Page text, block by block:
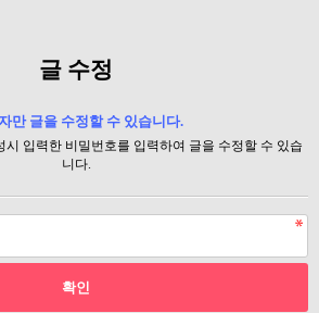
글 수정
만 글을 수정할 수 있습니다.
시 입력한 비밀번호를 입력하여 글을 수정할 수 있습
니다.